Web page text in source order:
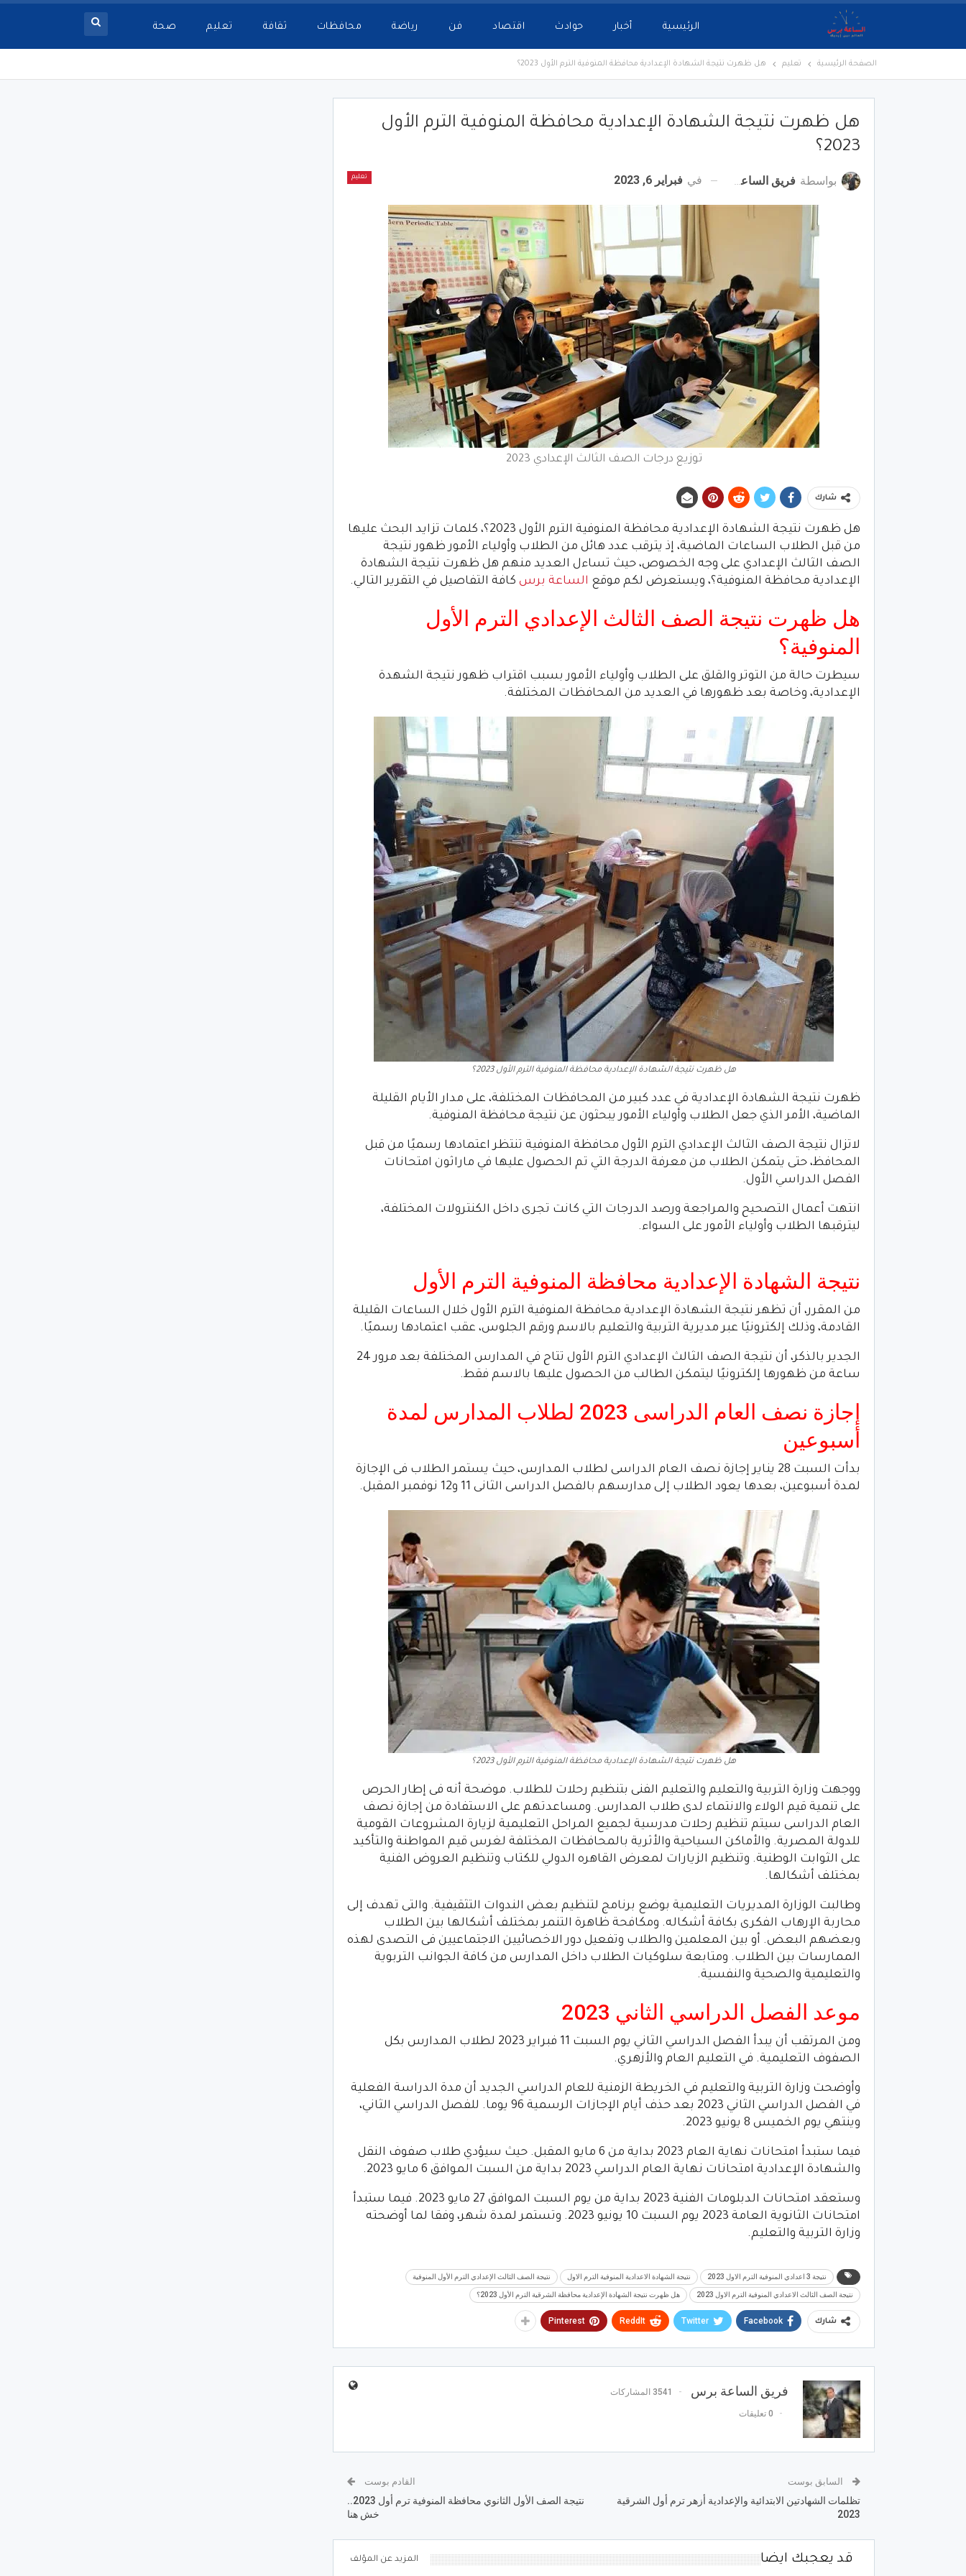
الرئيسية أخبار حوادث اقتصاد فن رياضة محافظات ثقافة تعليم صحة
الصفحة الرئيسية تعليم هل ظهرت نتيجة الشهادة الإعدادية محافظة المنوفية الترم الأول 2023؟
هل ظهرت نتيجة الشهادة الإعدادية محافظة المنوفية الترم الأول
2023؟
تعليم بواسطة فريق الساعة برس في فبراير 6, 2023
توزيع درجات الصف الثالث الإعدادي 2023
شارك
هل ظهرت نتيجة الشهادة الإعدادية محافظة المنوفية الترم الأول 2023؟، كلمات تزايد البحث عليها
من قبل الطلاب الساعات الماضية، إذ يترقب عدد هائل من الطلاب وأولياء الأمور ظهور نتيجة
الصف الثالث الإعدادي على وجه الخصوص، حيث تساءل العديد منهم هل ظهرت نتيجة الشهادة
الإعدادية محافظة المنوفية؟، ويستعرض لكم موقع الساعة برس كافة التفاصيل في التقرير التالي.
هل ظهرت نتيجة الصف الثالث الإعدادي الترم الأول
المنوفية؟
سيطرت حالة من التوتر والقلق على الطلاب وأولياء الأمور بسبب اقتراب ظهور نتيجة الشهدة
الإعدادية، وخاصة بعد ظهورها في العديد من المحافظات المختلفة.
هل ظهرت نتيجة الشهادة الإعدادية محافظة المنوفية الترم الأول 2023؟
ظهرت نتيجة الشهادة الإعدادية في عدد كبير من المحافظات المختلفة، على مدار الأيام القليلة
الماضية، الأمر الذي جعل الطلاب وأولياء الأمور يبحثون عن نتيجة محافظة المنوفية.
لاتزال نتيجة الصف الثالث الإعدادي الترم الأول محافظة المنوفية تنتظر اعتمادها رسميًا من قبل
المحافظ، حتى يتمكن الطلاب من معرفة الدرجة التي تم الحصول عليها في ماراثون امتحانات
الفصل الدراسي الأول.
انتهت أعمال التصحيح والمراجعة ورصد الدرجات التي كانت تجرى داخل الكنترولات المختلفة،
ليترقبها الطلاب وأولياء الأمور على السواء.
نتيجة الشهادة الإعدادية محافظة المنوفية الترم الأول
من المقرر، أن تظهر نتيجة الشهادة الإعدادية محافظة المنوفية الترم الأول خلال الساعات القليلة
القادمة، وذلك إلكترونيًا عبر مديرية التربية والتعليم بالاسم ورقم الجلوس، عقب اعتمادها رسميًا.
الجدير بالذكر، أن نتيجة الصف الثالث الإعدادي الترم الأول تتاح في المدارس المختلفة بعد مرور 24
ساعة من ظهورها إلكترونيًا ليتمكن الطالب من الحصول عليها بالاسم فقط.
إجازة نصف العام الدراسى 2023 لطلاب المدارس لمدة
أسبوعين
بدأت السبت 28 يناير إجازة نصف العام الدراسى لطلاب المدارس، حيث يستمر الطلاب فى الإجازة
لمدة أسبوعين، بعدها يعود الطلاب إلى مدارسهم بالفصل الدراسى الثانى 11 و12 نوفمبر المقبل.
هل ظهرت نتيجة الشهادة الإعدادية محافظة المنوفية الترم الأول 2023؟
ووجهت وزارة التربية والتعليم والتعليم الفنى بتنظيم رحلات للطلاب. موضحة أنه فى إطار الحرص
على تنمية قيم الولاء والانتماء لدى طلاب المدارس. ومساعدتهم على الاستفادة من إجازة نصف
العام الدراسى سيتم تنظيم رحلات مدرسية لجميع المراحل التعليمية لزيارة المشروعات القومية
للدولة المصرية. والأماكن السياحية والأثرية بالمحافظات المختلفة لغرس قيم المواطنة والتأكيد
على الثوابت الوطنية. وتنظيم الزيارات لمعرض القاهره الدولي للكتاب وتنظيم العروض الفنية
بمختلف أشكالها.
وطالبت الوزارة المديريات التعليمية بوضع برنامج لتنظيم بعض الندوات التثقيفية. والتى تهدف إلى
محاربة الإرهاب الفكرى بكافة أشكاله. ومكافحة ظاهرة التنمر بمختلف أشكالها بين الطلاب
وبعضهم البعض. أو بين المعلمين والطلاب وتفعيل دور الاخصائيين الاجتماعيين فى التصدى لهذه
الممارسات بين الطلاب. ومتابعة سلوكيات الطلاب داخل المدارس من كافة الجوانب التربوية
والتعليمية والصحية والنفسية.
موعد الفصل الدراسي الثاني 2023
ومن المرتقب أن يبدأ الفصل الدراسي الثاني يوم السبت 11 فبراير 2023 لطلاب المدارس بكل
الصفوف التعليمية. في التعليم العام والأزهري.
وأوضحت وزارة التربية والتعليم في الخريطة الزمنية للعام الدراسي الجديد أن مدة الدراسة الفعلية
في الفصل الدراسي الثاني 2023 بعد حذف أيام الإجازات الرسمية 96 يوما. للفصل الدراسي الثاني،
وينتهي يوم الخميس 8 يونيو 2023.
فيما ستبدأ امتحانات نهاية العام 2023 بداية من 6 مايو المقبل. حيث سيؤدي طلاب صفوف النقل
والشهادة الإعدادية امتحانات نهاية العام الدراسي 2023 بداية من السبت الموافق 6 مايو 2023.
وستعقد امتحانات الدبلومات الفنية 2023 بداية من يوم السبت الموافق 27 مايو 2023. فيما ستبدأ
امتحانات الثانوية العامة 2023 يوم السبت 10 يونيو 2023. وتستمر لمدة شهر، وفقا لما أوضحته
وزارة التربية والتعليم.
نتيجة 3 اعدادي المنوفية الترم الاول 2023 نتيجة الشهادة الاعدادية المنوفية الترم الاول نتيجة الصف الثالث الإعدادي الترم الأول المنوفية
نتيجة الصف الثالث الاعدادي المنوفية الترم الاول 2023 هل ظهرت نتيجة الشهادة الإعدادية محافظة الشرقية الترم الأول 2023؟
شارك Facebook
Twitter
ReddIt
Pinterest
فريق الساعة برس 3541 المشاركات
0 تعليقات
السابق بوست
تظلمات الشهادتين الابتدائية والإعدادية أزهر ترم أول الشرقية
2023
القادم بوست
نتيجة الصف الأول الثانوي محافظة المنوفية ترم أول 2023..
خش هنا
قد يعجبك ايضا المزيد عن المؤلف